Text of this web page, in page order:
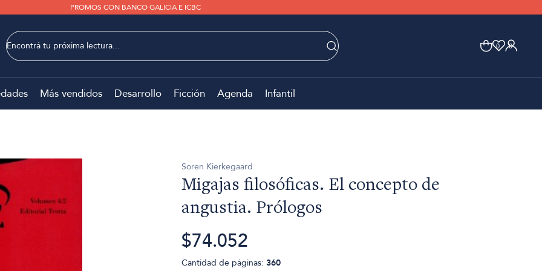
PROMOS CON BANCO GALICIA E ICBC
0 0
Más vendidos Desarrollo Ficción Agenda Infantil
Soren Kierkegaard
Migajas filosóficas. El concepto de
angustia. Prólogos
$74.052
Cantidad de páginas: 360